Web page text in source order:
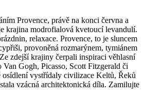
Provence, právě na konci června a
krajina modrofialová kvetoucí levandulí.
relaxace. Provence, to je sluncem
provoněná rozmarýnem, tymiánem
zdejší krajiny čerpali inspiraci věhlasní
Van Gogh, Picasso, Scott Fitzgerald či
osídlení vystřídaly civilizace Keltů, Řeků
vzácná architektonická díla. Zamilujte